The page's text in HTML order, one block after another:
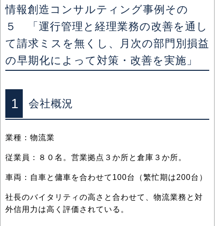
情報創造コンサルティング事例その
５ 「運行管理と経理業務の改善を通し
て請求ミスを無くし、月次の部門別損益
の早期化によって対策・改善を実施」
1 会社概況
業種：物流業
従業員：８０名。営業拠点３か所と倉庫３か所。
車両：自車と傭車を合わせて100台（繁忙期は200台）
社長のバイタリティの高さと合わせて、物流業務と対
外信用力は高く評価されている。